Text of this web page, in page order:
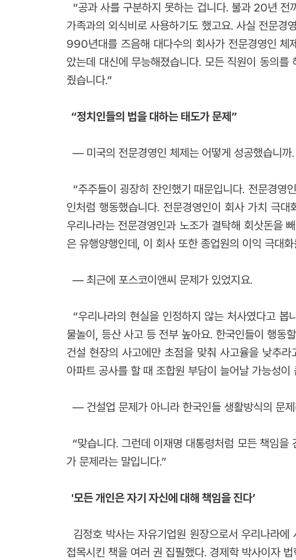
“공과 사를 구분하지 못하는 겁니다. 불과 20년 전
가족과의 외식비로 사용하기도 했고요. 사실 전문
990년대를 즈음해 대다수의 회사가 전문경영인 체
았는데 대신에 무능해졌습니다. 모든 직원이 동의
줬습니다.”
“정치인들의 법을 대하는 태도가 문제”
― 미국의 전문경영인 체제는 어떻게 성공했습니까.
“주주들이 굉장히 잔인했기 때문입니다. 전문경
인처럼 행동했습니다. 전문경영인이 회사 가치 극
우리나라는 전문경영인과 노조가 결탁해 회삿돈을
은 유행양행인데, 이 회사 또한 종업원의 이익 극대
― 최근에 포스코이앤씨 문제가 있었지요.
“우리나라의 현실을 인정하지 않는 처사였다고
물놀이, 등산 사고 등 전부 높아요. 한국인들이 행동
건설 현장의 사고에만 초점을 맞춰 사고율을 낮추
아파트 공사를 할 때 조합원 부담이 늘어날 가능성이
― 건설업 문제가 아니라 한국인들 생활방식의 문
“맞습니다. 그런데 이재명 대통령처럼 모든 책임
가 문제라는 말입니다.”
'모든 개인은 자기 자신에 대해 책임을 진다’
김정호 박사는 자유기업원 원장으로서 우리나라에
접목시킨 책을 여러 권 집필했다. 경제학 박사이자